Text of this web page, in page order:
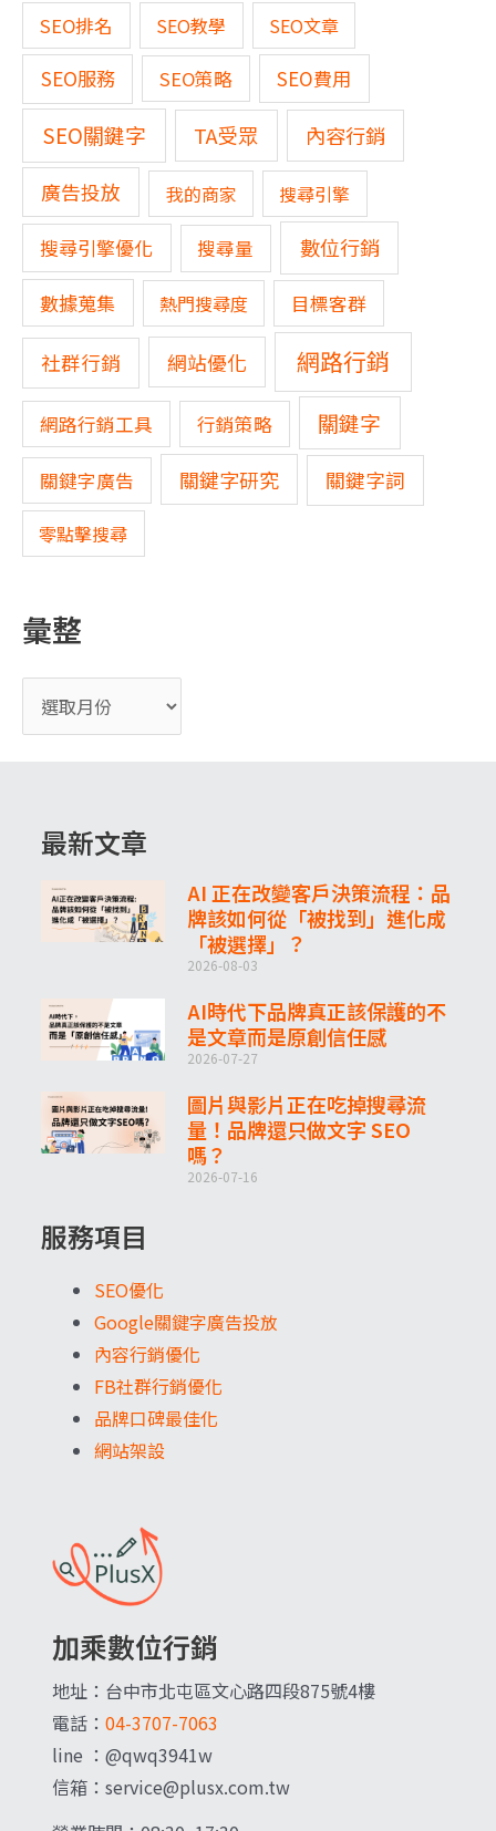
SEO排名 SEO教學 SEO文章
SEO服務 SEO策略 SEO費用
SEO關鍵字 TA受眾
內容行銷
廣告投放
我的商家 搜尋引擎
搜尋引擎優化 搜尋量 數位行銷
數據蒐集 熱門搜尋度 目標客群
社群行銷 網站優化 網路行銷
網路行銷工具 行銷策略 關鍵字
關鍵字廣告 關鍵字研究 關鍵字詞
零點擊搜尋
彙整
加乘數位行銷
地址：台中市北屯區文心路四段875號4樓
電話： 04-3707-7063
line ：@qwq3941w
信箱：service@plusx.com.tw
服務項目
SEO優化
Google關鍵字廣告投放
內容行銷優化
FB社群行銷優化
品牌口碑最佳化
網站架設
最新文章
AI 正在改變客戶決策流程：品
牌該如何從「被找到」進化成
「被選擇」？
2026-08-03
AI時代下品牌真正該保護的不
是文章而是原創信任感
2026-07-27
圖片與影片正在吃掉搜尋流
量！品牌還只做文字 SEO
嗎？
2026-07-16